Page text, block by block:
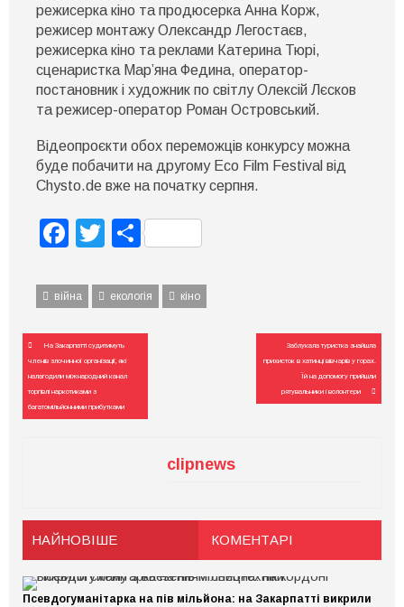
режисерка кіно та продюсерка Анна Корж,
режисер монтажу Олександр Легостаєв,
режисерка кіно та реклами Катерина Тюрі,
сценаристка Мар’яна Федина, оператор-
постановник і художник по світлу Олексій Лєсков
та режисер-оператор Роман Островський.
Відеопроєкти обох переможців конкурсу можна
буде побачити на другому Eco Film Festival від
Chysto.de вже на початку серпня.
Facebook
Twitter
Поділитися
війна екологія кіно
Навігація
записів
На Закарпатті судитимуть
членів злочинної організації, які
налагодили міжнародний канал
торгівлі наркотиками з
багатомільйонними прибутками
Заблукала туристка знайшла
прихисток в хатинці вівчарів у горах.
Їй на допомогу прийшли
рятувальники і волонтери
clipnews
НАЙНОВІШЕ КОМЕНТАРІ
Псевдогуманітарка на пів мільйона: на Закарпатті викрили